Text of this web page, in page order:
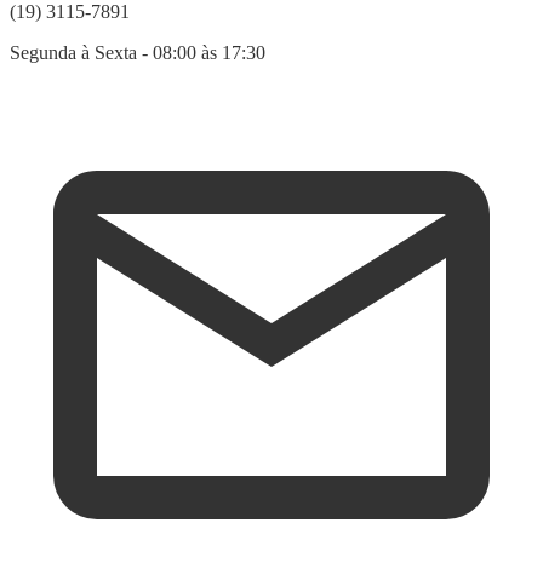
(19) 3115-7891
Segunda à Sexta - 08:00 às 17:30